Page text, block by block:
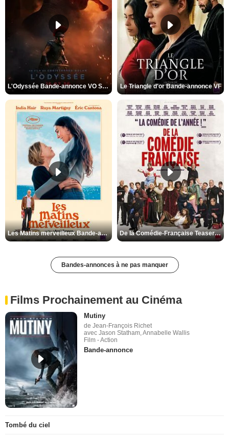
L'Odyssée Bande-annonce VO STFR Le Triangle d'or Bande-annonce VF
Les Matins merveilleux Bande-annonce VF De la Comédie-Française Teaser VF
Bandes-annonces à ne pas manquer
Films Prochainement au Cinéma
Mutiny
de Jean-François Richet
avec Jason Statham, Annabelle Wallis
Film - Action
Bande-annonce
Tombé du ciel